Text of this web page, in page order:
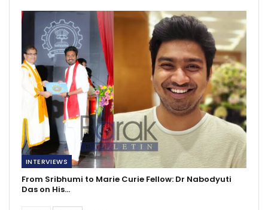
INTERVIEWS
From Sribhumi to Marie Curie Fellow: Dr Nabodyuti
Das on His…